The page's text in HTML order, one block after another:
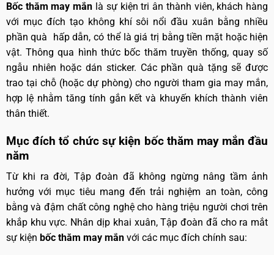
Bốc thăm may mắn là sự kiện tri ân thành viên, khách hàng
với mục đích tạo không khí sôi nổi đầu xuân bằng nhiều
phần quà hấp dẫn, có thể là giá trị bằng tiền mặt hoặc hiện
vật. Thông qua hình thức bốc thăm truyền thống, quay số
ngẫu nhiên hoặc dán sticker. Các phần quà tặng sẽ được
trao tại chỗ (hoặc dự phòng) cho người tham gia may mắn,
hợp lệ nhằm tăng tính gắn kết và khuyến khích thành viên
thân thiết.
Mục đích tổ chức sự kiện bốc thăm may mắn đầu
năm
Từ khi ra đời, Tập đoàn đã không ngừng nâng tầm ảnh
hưởng với mục tiêu mang đến trải nghiệm an toàn, công
bằng và đậm chất công nghệ cho hàng triệu người chơi trên
khắp khu vực. Nhân dịp khai xuân, Tập đoàn đã cho ra mắt
sự kiện bốc thăm may mắn với các mục đích chính sau: